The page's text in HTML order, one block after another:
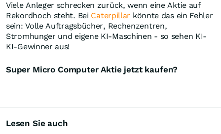
Viele Anleger schrecken zurück, wenn eine Aktie auf
Rekordhoch steht. Bei Caterpillar könnte das ein Fehler
sein: Volle Auftragsbücher, Rechenzentren,
Stromhunger und eigene KI-Maschinen - so sehen KI-
KI-Gewinner aus!
Super Micro Computer Aktie jetzt kaufen?
Lesen Sie auch